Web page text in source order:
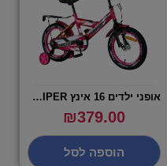
אופני ילדים 16 אינץ VIPER – במגוון צבעים
₪379.00
הוספה לסל